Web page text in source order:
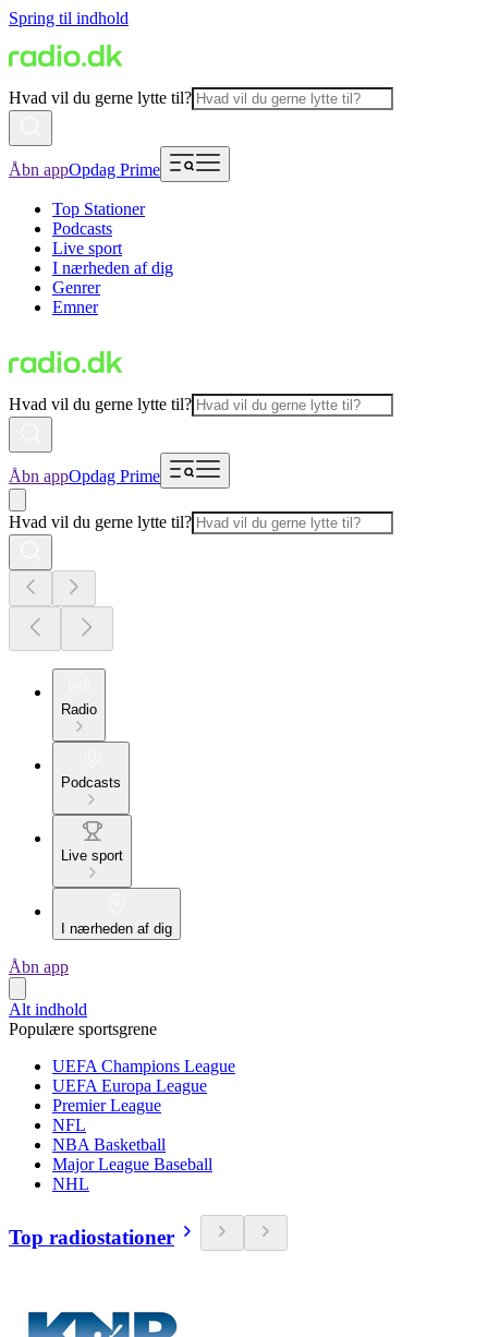
Spring til indhold
Hvad vil du gerne lytte til?
Åbn appOpdag Prime
Top Stationer
Podcasts
Live sport
I nærheden af dig
Genrer
Emner
Hvad vil du gerne lytte til?
Åbn appOpdag Prime
Hvad vil du gerne lytte til?
Radio
Podcasts
Live sport
I nærheden af dig
Åbn app
Alt indhold
Populære sportsgrene
UEFA Champions League
UEFA Europa League
Premier League
NFL
NBA Basketball
Major League Baseball
NHL
Top radiostationer